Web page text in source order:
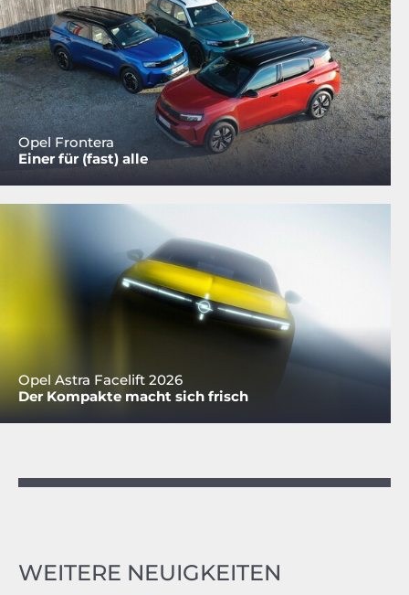
Opel Frontera
Einer für (fast) alle
Opel Astra Facelift 2026
Der Kompakte macht sich frisch
WEITERE NEUIGKEITEN